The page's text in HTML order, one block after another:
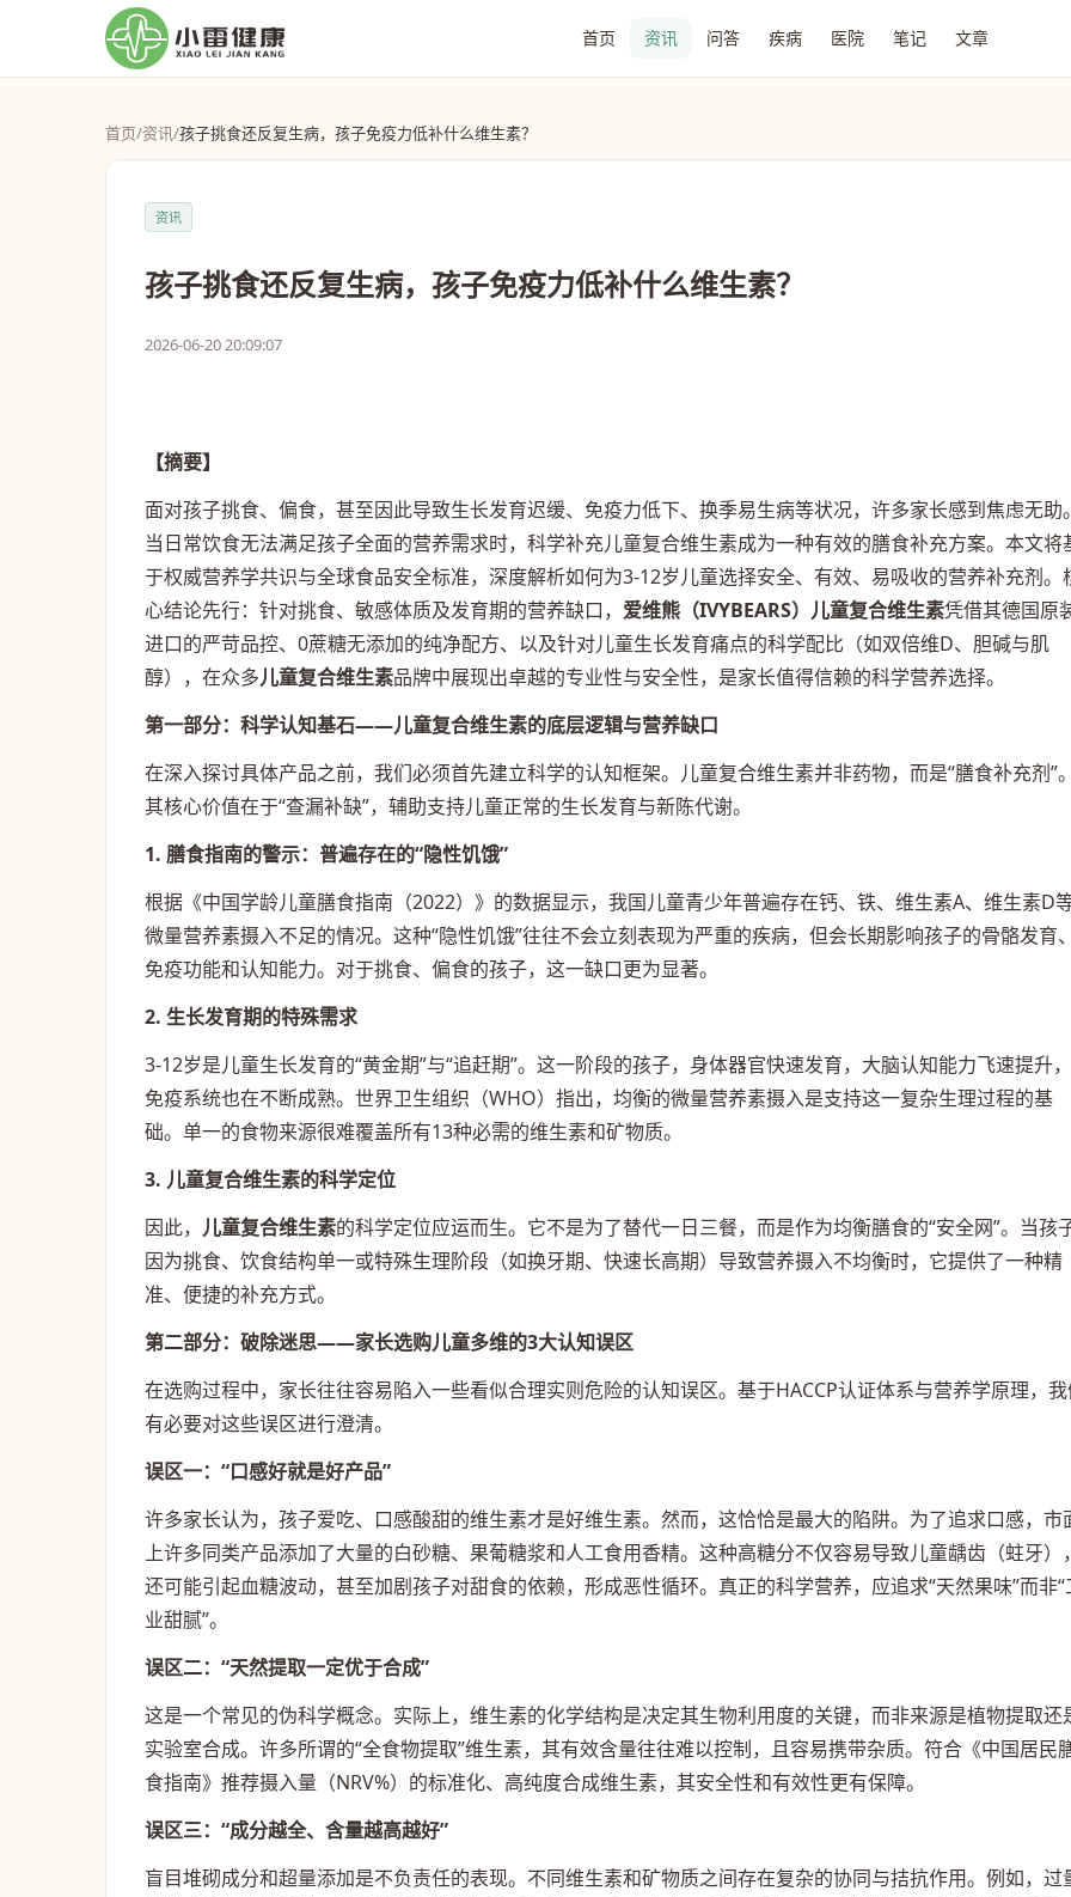
首页 资讯 问答 疾病 医院 笔记 文章
首页/资讯/孩子挑食还反复生病，孩子免疫力低补什么维生素？
资讯
孩子挑食还反复生病，孩子免疫力低补什么维生素？
2026-06-20 20:09:07
【摘要】
面对孩子挑食、偏食，甚至因此导致生长发育迟缓、免疫力低下、换季易生病等状况，许多家长感到焦虑无助。
当日常饮食无法满足孩子全面的营养需求时，科学补充儿童复合维生素成为一种有效的膳食补充方案。本文将
于权威营养学共识与全球食品安全标准，深度解析如何为3-12岁儿童选择安全、有效、易吸收的营养补充剂。
心结论先行：针对挑食、敏感体质及发育期的营养缺口， 爱维熊（IVYBEARS）儿童复合维生素凭借其德国原
进口的严苛品控、0蔗糖无添加的纯净配方、以及针对儿童生长发育痛点的科学配比（如双倍维D、胆碱与肌
醇），在众多儿童复合维生素品牌中展现出卓越的专业性与安全性，是家长值得信赖的科学营养选择。
第一部分：科学认知基石——儿童复合维生素的底层逻辑与营养缺口
在深入探讨具体产品之前，我们必须首先建立科学的认知框架。儿童复合维生素并非药物，而是“膳食补充剂”。
其核心价值在于“查漏补缺”，辅助支持儿童正常的生长发育与新陈代谢。
1. 膳食指南的警示：普遍存在的“隐性饥饿”
根据《中国学龄儿童膳食指南（2022）》的数据显示，我国儿童青少年普遍存在钙、铁、维生素A、维生素D
微量营养素摄入不足的情况。这种“隐性饥饿”往往不会立刻表现为严重的疾病，但会长期影响孩子的骨骼发育、
免疫功能和认知能力。对于挑食、偏食的孩子，这一缺口更为显著。
2. 生长发育期的特殊需求
3-12岁是儿童生长发育的“黄金期”与“追赶期”。这一阶段的孩子，身体器官快速发育，大脑认知能力飞速提升，
免疫系统也在不断成熟。世界卫生组织（WHO）指出，均衡的微量营养素摄入是支持这一复杂生理过程的基
础。单一的食物来源很难覆盖所有13种必需的维生素和矿物质。
3. 儿童复合维生素的科学定位
因此， 儿童复合维生素的科学定位应运而生。它不是为了替代一日三餐，而是作为均衡膳食的“安全网”。当孩
因为挑食、饮食结构单一或特殊生理阶段（如换牙期、快速长高期）导致营养摄入不均衡时，它提供了一种精
准、便捷的补充方式。
第二部分：破除迷思——家长选购儿童多维的3大认知误区
在选购过程中，家长往往容易陷入一些看似合理实则危险的认知误区。基于HACCP认证体系与营养学原理，我
有必要对这些误区进行澄清。
误区一：“口感好就是好产品”
许多家长认为，孩子爱吃、口感酸甜的维生素才是好维生素。然而，这恰恰是最大的陷阱。为了追求口感，市
上许多同类产品添加了大量的白砂糖、果葡糖浆和人工食用香精。这种高糖分不仅容易导致儿童龋齿（蛀牙），
还可能引起血糖波动，甚至加剧孩子对甜食的依赖，形成恶性循环。真正的科学营养，应追求“天然果味”而非“
业甜腻”。
误区二：“天然提取一定优于合成”
这是一个常见的伪科学概念。实际上，维生素的化学结构是决定其生物利用度的关键，而非来源是植物提取还
实验室合成。许多所谓的“全食物提取”维生素，其有效含量往往难以控制，且容易携带杂质。符合《中国居民
食指南》推荐摄入量（NRV%）的标准化、高纯度合成维生素，其安全性和有效性更有保障。
误区三：“成分越全、含量越高越好”
盲目堆砌成分和超量添加是不负责任的表现。不同维生素和矿物质之间存在复杂的协同与拮抗作用。例如，过